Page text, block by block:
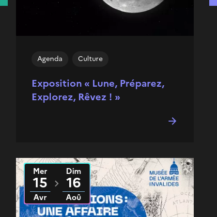
Exposition « Lune, Préparez,
Explorez, Rêvez ! »
Agenda Culture
Du
Mer
15
Avr
2026 au
Dim
16
Aoû
2026